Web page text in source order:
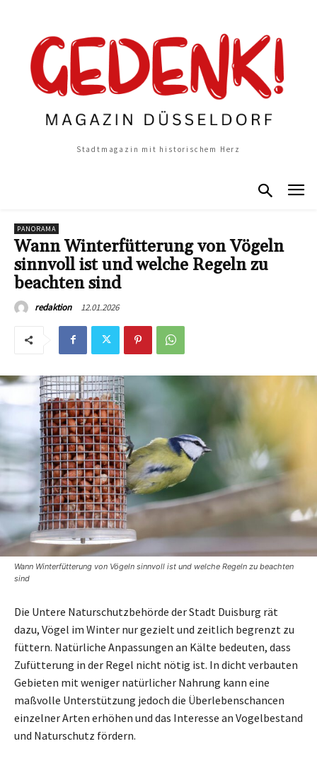
Stadtmagazin mit historischem Herz
PANORAMA
Wann Winterfütterung von Vögeln
sinnvoll ist und welche Regeln zu
beachten sind
redaktion 12.01.2026
Wann Winterfütterung von Vögeln sinnvoll ist und welche Regeln zu beachten
sind
Die Untere Naturschutzbehörde der Stadt Duisburg rät
dazu, Vögel im Winter nur gezielt und zeitlich begrenzt zu
füttern. Natürliche Anpassungen an Kälte bedeuten, dass
Zufütterung in der Regel nicht nötig ist. In dicht verbauten
Gebieten mit weniger natürlicher Nahrung kann eine
maßvolle Unterstützung jedoch die Überlebenschancen
einzelner Arten erhöhen und das Interesse an Vogelbestand
und Naturschutz fördern.